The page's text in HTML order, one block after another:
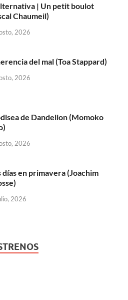
| Un petit boulot
Chaumeil)
2026
del mal (Toa Stappard)
2026
de Dandelion (Momoko
2026
días en primavera (Joachim
2026